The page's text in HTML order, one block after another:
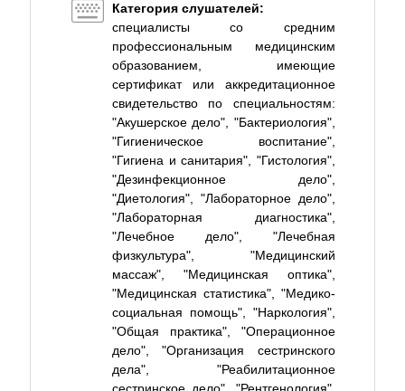
Категория слушателей:
специалисты со средним
профессиональным медицинским
образованием, имеющие
сертификат или аккредитационное
свидетельство по специальностям:
"Акушерское дело", "Бактериология",
"Гигиеническое воспитание",
"Гигиена и санитария", "Гистология",
"Дезинфекционное дело",
"Диетология", "Лабораторное дело",
"Лабораторная диагностика",
"Лечебное дело", "Лечебная
физкультура", "Медицинский
массаж", "Медицинская оптика",
"Медицинская статистика", "Медико-
социальная помощь", "Наркология",
"Общая практика", "Операционное
дело", "Организация сестринского
дела", "Реабилитационное